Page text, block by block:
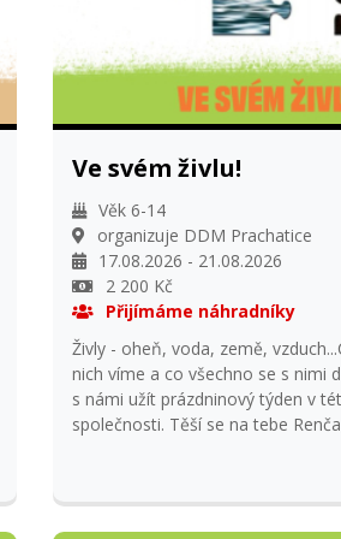
Ve svém živlu!
Věk 6-14
organizuje DDM Prachatice
17.08.2026 - 21.08.2026
2 200 Kč
Přijímáme náhradníky
Živly - oheň, voda, země,
nich víme a co všechno se s nimi
s námi užít prázdninový týden v
společnosti. Těší se na tebe